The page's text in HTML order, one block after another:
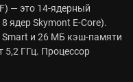
— это 14-ядерный
ядер Skymont E-Core).
и 26 МБ кэш-памяти
5,2 ГГц. Процессор